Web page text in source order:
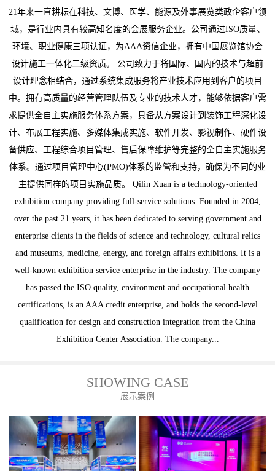
21年来一直耕耘在科技、文博、医学、能源及外事展览类政企客户领
域，是行业内具有较高知名度的会展服务企业。公司通过ISO质量、
环境、职业健康三项认证，为AAA资信企业，拥有中国展览馆协会
设计施工一体化二级资质。 公司致力于将国际、国内的技术与超前
设计理念相结合，通过系统集成服务将产业技术应用到客户的项目
中。拥有高质量的经营管理队伍及专业的技术人才，能够依据客户需
求提供全自主实施服务体系方案，具备从方案设计到装饰工程深化设
计、布展工程实施、多媒体集成实施、软件开发、影视制作、硬件设
备供应、工程综合项目管理、售后保障维护等完整的全自主实施服务
体系。通过项目管理中心(PMO)体系的监管和支持，确保为不同的业
主提供同样的项目实施品质。 Qilin Xuan is a technology-oriented
exhibition company providing full-service solutions. Founded in 2004,
over the past 21 years, it has been dedicated to serving government and
enterprise clients in the fields of science and technology, cultural relics
and museums, medicine, energy, and foreign affairs exhibitions. It is a
well-known exhibition service enterprise in the industry. The company
has passed the ISO quality, environment and occupational health
certifications, is an AAA credit enterprise, and holds the second-level
qualification for design and construction integration from the China
Exhibition Center Association. The company...
SHOWING CASE
— 展示案例 —